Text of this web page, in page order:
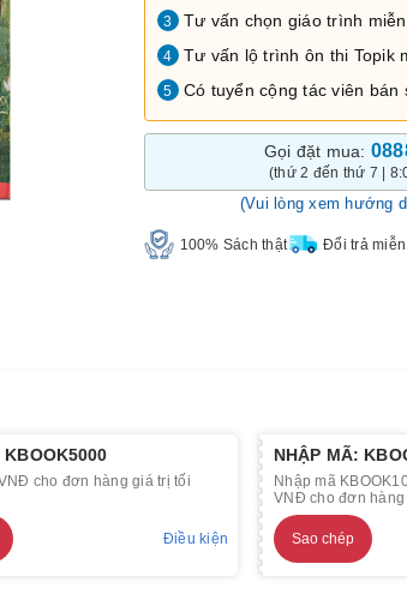
3 Tư vấn chọn giáo trình
4 Tư vấn lộ trình ôn thi Topik
5 Có tuyển cộng tác viên bán
Gọi đặt mua:
(thứ 2 đến thứ 7 |
(Vui lòng xem hướng
100% Sách thật Đổi trả
KBOOK5000
cho đơn hàng giá trị tối
Điều kiện
NHẬP MÃ:
Nhập mã
VNĐ cho đơn
Sao chép